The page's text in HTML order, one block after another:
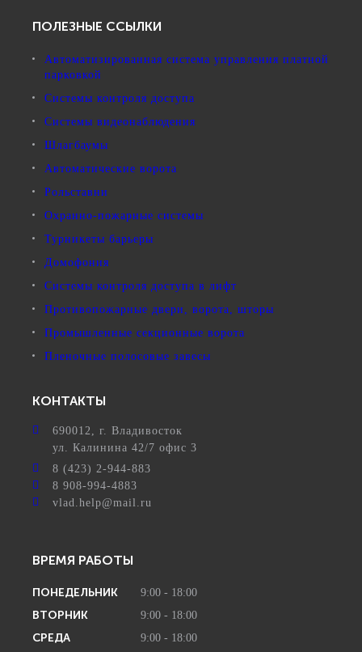
ПОЛЕЗНЫЕ ССЫЛКИ
Автоматизированная система управления платной
парковкой
Системы контроля доступа
Системы видеонаблюдения
Шлагбаумы
Автоматические ворота
Рольставни
Охранно-пожарные системы
Турникеты барьеры
Домофония
Системы контроля доступа в лифт
Противопожарные двери, ворота, шторы
Промышленные секционные ворота
Пленочные полосовые завесы
КОНТАКТЫ
690012, г. Владивосток
ул. Калинина 42/7 офис 3
8 (423) 2-944-883
8 908-994-4883
vlad.help@mail.ru
ВРЕМЯ РАБОТЫ
ПОНЕДЕЛЬНИК 9:00 - 18:00
ВТОРНИК 9:00 - 18:00
СРЕДА 9:00 - 18:00